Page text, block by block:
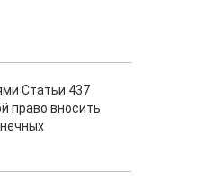
Статьи 437
право вносить